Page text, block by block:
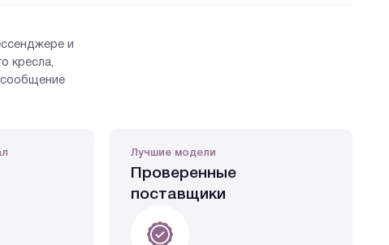
и
кресла,
сообщение
Лучшие модели
Проверенные
поставщики